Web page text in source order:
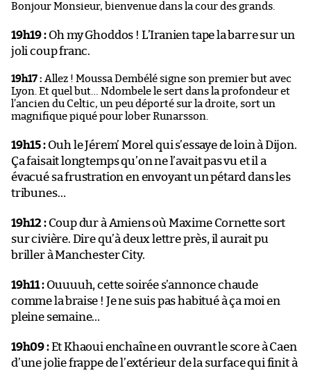
Bonjour Monsieur, bienvenue dans la cour des grands.
19h19 :Oh my Ghoddos ! L’Iranien tape la barre sur un
joli coup franc.
19h17 : Allez ! Moussa Dembélé signe son premier but avec
Lyon. Et quel but… Ndombele le sert dans la profondeur et
l’ancien du Celtic, un peu déporté sur la droite, sort un
magnifique piqué pour lober Runarsson.
19h15 :Ouh le Jérem’ Morel qui s’essaye de loin à Dijon.
Ça faisait longtemps qu’on ne l’avait pas vu et il a
évacué sa frustration en envoyant un pétard dans les
tribunes…
19h12 :Coup dur à Amiens où Maxime Cornette sort
sur civière. Dire qu’à deux lettre près, il aurait pu
briller à Manchester City.
19h11 :Ouuuuh, cette soirée s’annonce chaude
comme la braise ! Je ne suis pas habitué à ça moi en
pleine semaine…
19h09 :Et Khaoui enchaîne en ouvrant le score à Caen
d’une jolie frappe de l’extérieur de la surface qui finit à